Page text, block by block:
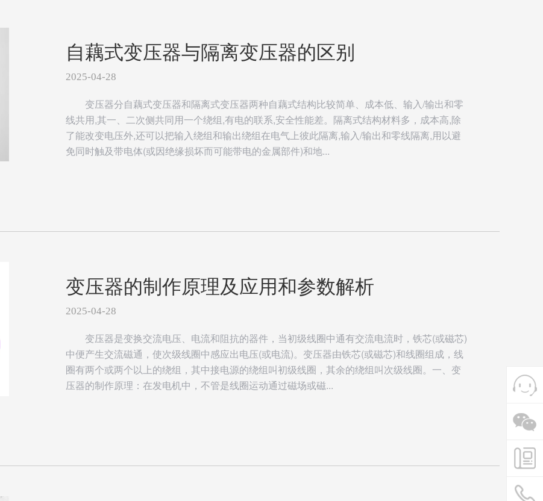
自藕式变压器与隔离变压器的区别
2025-04-28
变压器分自藕式变压器和隔离式变压器两种自藕式结构比较简单、成本低、输入/输出和零
线共用,其一、二次侧共同用一个绕组,有电的联系,安全性能差。隔离式结构材料多，成本高,除
了能改变电压外,还可以把输入绕组和输出绕组在电气上彼此隔离,输入/输出和零线隔离,用以避
免同时触及带电体(或因绝缘损坏而可能带电的金属部件)和地...
变压器的制作原理及应用和参数解析
2025-04-28
变压器是变换交流电压、电流和阻抗的器件，当初级线圈中通有交流电流时，铁芯(或磁芯)
中便产生交流磁通，使次级线圈中感应出电压(或电流)。变压器由铁芯(或磁芯)和线圈组成，线
圈有两个或两个以上的绕组，其中接电源的绕组叫初级线圈，其余的绕组叫次级线圈。一、变
压器的制作原理：在发电机中，不管是线圈运动通过磁场或磁...